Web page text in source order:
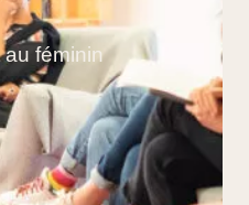
au féminin